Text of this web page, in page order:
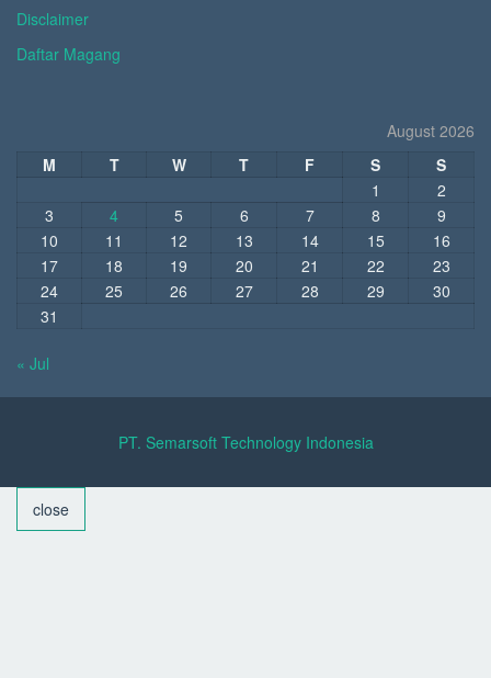
Disclaimer
Daftar Magang
August 2026
M
T W T F S
S
1
2
3
4 5 6 7 8
9
10
11 12 13 14 15
16
17
18 19 20 21 22
23
24
25 26 27 28 29
30
31
« Jul
PT. Semarsoft Technology Indonesia
close